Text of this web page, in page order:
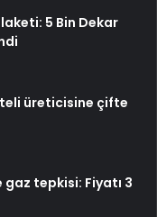
5 Bin Dekar
üreticisine çifte
gaz tepkisi: Fiyatı 3